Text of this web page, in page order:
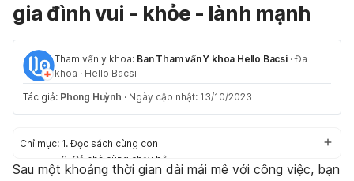
gia đình vui - khỏe - lành mạnh
Tham vấn y khoa: Ban Tham vấn Y khoa Hello Bacsi ·Đa
khoa · Hello Bacsi
Tác giả: Phong Huỳnh · Ngày cập nhật: 13/10/2023
Chỉ mục: 1. Đọc sách cùng con
2. Cả nhà cùng chạy bộ
3. Chụp ảnh gia đình
Sau một khoảng thời gian dài mải mê với công việc, bạn